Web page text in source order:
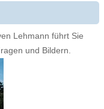
Lehmann führt Sie
und Bildern.